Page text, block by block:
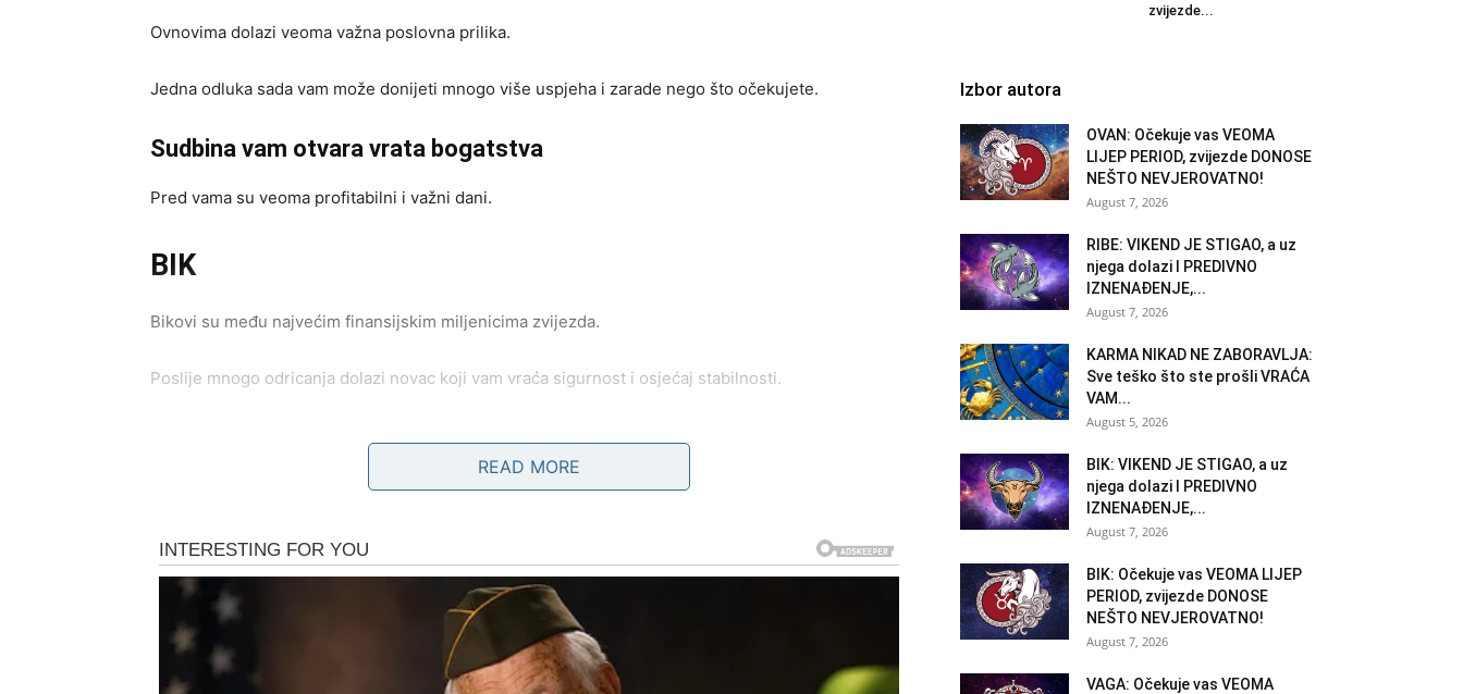
Ovnovima dolazi veoma važna poslovna prilika.
Jedna odluka sada vam može donijeti mnogo više uspjeha i zarade nego što očekujete.
Sudbina vam otvara vrata bogatstva
Pred vama su veoma profitabilni i važni dani.
BIK
Bikovi su među najvećim finansijskim miljenicima zvijezda.
Poslije mnogo odricanja dolazi novac koji vam vraća sigurnost i osjećaj stabilnosti.
Dobro vam se konačno vraća
Pred vama su veoma srećni i mirni trenuci.
BLIZANCI
Zvijezde vam donose veoma važnu poslovnu saradnju ili ponudu.
Moguća je zarada kroz posao koji ste ranije potcjenjivali.
READ MORE
zvijezde...
Izbor autora
OVAN: Očekuje vas VEOMA
LIJEP PERIOD, zvijezde DONOSE
NEŠTO NEVJEROVATNO!
August 7, 2026
RIBE: VIKEND JE STIGAO, a uz
njega dolazi I PREDIVNO
IZNENAĐENJE,...
August 7, 2026
KARMA NIKAD NE ZABORAVLJA:
Sve teško što ste prošli VRAĆA
VAM...
August 5, 2026
BIK: VIKEND JE STIGAO, a uz
njega dolazi I PREDIVNO
IZNENAĐENJE,...
August 7, 2026
BIK: Očekuje vas VEOMA LIJEP
PERIOD, zvijezde DONOSE
NEŠTO NEVJEROVATNO!
August 7, 2026
VAGA: Očekuje vas VEOMA